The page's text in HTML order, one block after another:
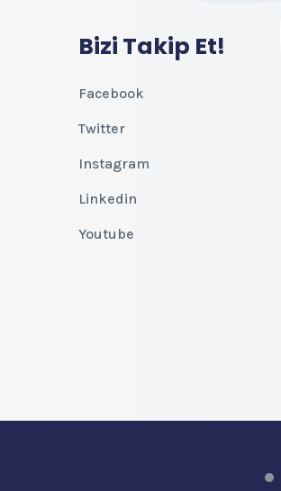
Bizi Takip Et!
Facebook
Twitter
Instagram
Linkedin
Youtube